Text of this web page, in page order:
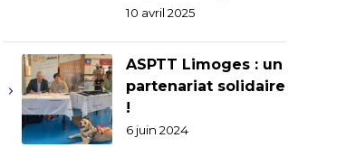
10 avril 2025
ASPTT Limoges : un
partenariat solidaire
!
6 juin 2024